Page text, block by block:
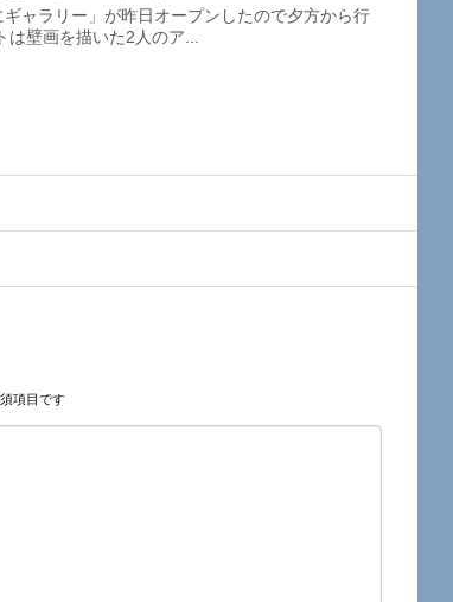
ャラリー」が昨日オープンしたので夕方から行
は壁画を描いた2人のア...
項目です